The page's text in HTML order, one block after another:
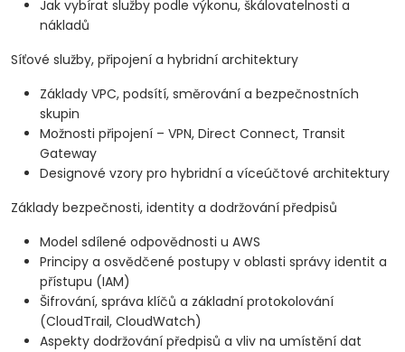
Jak vybírat služby podle výkonu, škálovatelnosti a
nákladů
Síťové služby, připojení a hybridní architektury
Základy VPC, podsítí, směrování a bezpečnostních
skupin
Možnosti připojení – VPN, Direct Connect, Transit
Gateway
Designové vzory pro hybridní a víceúčtové architektury
Základy bezpečnosti, identity a dodržování předpisů
Model sdílené odpovědnosti u AWS
Principy a osvědčené postupy v oblasti správy identit a
přístupu (IAM)
Šifrování, správa klíčů a základní protokolování
(CloudTrail, CloudWatch)
Aspekty dodržování předpisů a vliv na umístění dat